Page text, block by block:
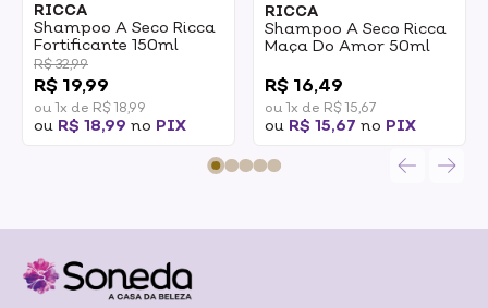
RICCA
Shampoo A Seco Ricca
Fortificante 150ml
R$ 32,99
R$ 19,99
ou 1x de R$ 18,99
ou R$ 18,99 no PIX
RICCA
Shampoo A Seco Ricca
Maça Do Amor 50ml
R$ 16,49
ou 1x de R$ 15,67
ou R$ 15,67 no PIX